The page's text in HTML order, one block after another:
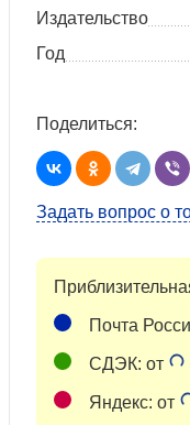
Издательство
Год
Поделиться:
Задать вопрос о
Почта
СДЭК: от
Яндекс: от